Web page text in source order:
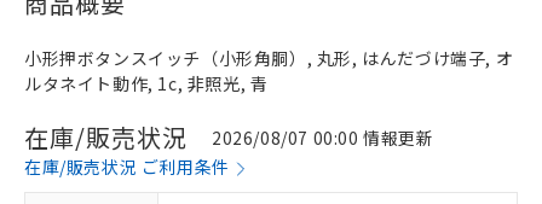
小形押ボタンスイッチ（小形角胴）, 丸形, はんだづけ端子, オ
ルタネイト動作, 1c, 非照光, 青
在庫/販売状況
2026/08/07 00:00 情報更新
在庫/販売状況 ご利用条件